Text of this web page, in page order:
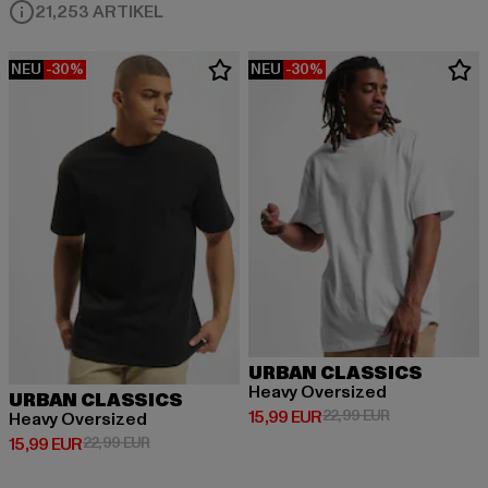
21,253 ARTIKEL
NEU -30%
URBAN CLASSICS
Heavy Oversized
15,99 EUR
Derzeitiger Preis: 15,99 EUR
22,99 EURAktionspreis: 22,99 EUR
NEU -30%
URBAN CLASSICS
Heavy Oversized
15,99 EUR
Derzeitiger Preis: 15,99 EUR
22,99 EURAktionspreis: